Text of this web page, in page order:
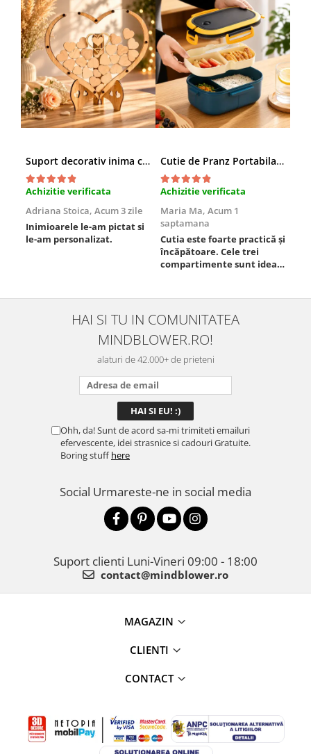
Suport decorativ inima cu mesaje, Cadou cu suflet
Achizitie verificata
Adriana Stoica, Acum 3 zile
Inimioarele le-am pictat si
le-am personalizat.
Cutie de Pranz Portabila cu Compartimente
Achizitie verificata
Maria Ma, Acum 1
saptamana
Cutia este foarte practică și
încăpătoare. Cele trei
compartimente sunt ideale
este sigură, fără scurgeri. O
folosesc aproape zilnic la
serviciu și sunt foarte
mulțumită.
HAI SI TU IN COMUNITATEA
MINDBLOWER.RO!
alaturi de 42.000+ de prieteni
Ohh, da! Sunt de acord sa-mi trimiteti emailuri
efervescente, idei strasnice si cadouri Gratuite.
Boring stuffhere
Social Urmareste-ne in social media
Suport clienti Luni-Vineri 09:00 - 18:00
contact@mindblower.ro
MAGAZIN
CLIENTI
CONTACT